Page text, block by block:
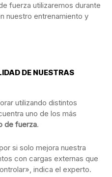
fuerza utilizaremos durante
nuestro entrenamiento y
DE NUESTRAS
utilizando distintos
uno de los más
de fuerza.
si solo mejora nuestra
con cargas externas que
indica el experto.